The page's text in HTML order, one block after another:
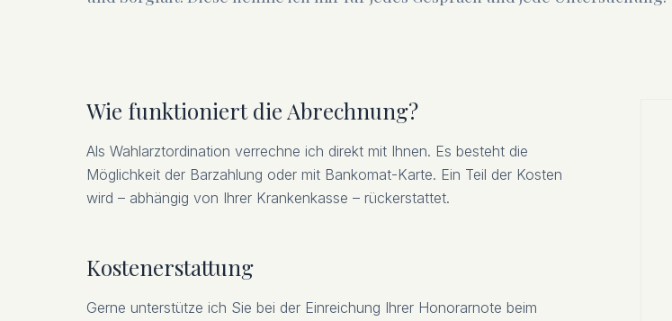
Wie funktioniert die Abrechnung?
Als Wahlarztordination verrechne ich direkt mit Ihnen. Es besteht die
Möglichkeit der Barzahlung oder mit Bankomat-Karte. Ein Teil der Kosten
wird – abhängig von Ihrer Krankenkasse – rückerstattet.
Kostenerstattung
Gerne unterstütze ich Sie bei der Einreichung Ihrer Honorarnote beim